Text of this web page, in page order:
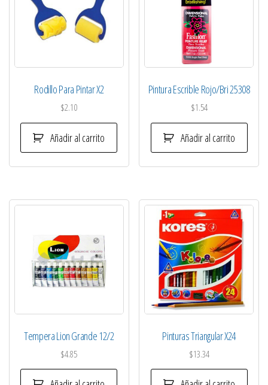
Rodillo Para Pintar X2
$2.10
Añadir al carrito
Pintura Escrible Rojo/Bri 25308
$1.54
Añadir al carrito
Tempera Lion Grande 12/2
$4.85
Pinturas Triangular X24
$13.34